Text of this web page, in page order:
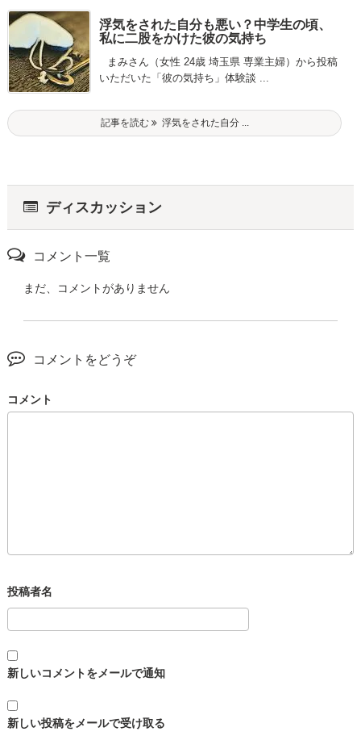
浮気をされた自分も悪い？中学生の頃、
私に二股をかけた彼の気持ち
まみさん（女性 24歳 埼玉県 専業主婦）から投稿
いただいた「彼の気持ち」体験談 ...
記事を読む 浮気をされた自分 ...
ディスカッション
コメント一覧
まだ、コメントがありません
コメントをどうぞ
コメント
新しいコメントをメールで通知
新しい投稿をメールで受け取る